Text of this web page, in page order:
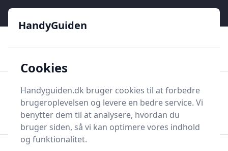
HandyGuiden
Søg nu
Søg nu
HandyGuiden
Cookies
Handyguiden.dk bruger cookies til at forbedre
brugeroplevelsen og levere en bedre service. Vi
benytter dem til at analysere, hvordan du
bruger siden, så vi kan optimere vores indhold
og funktionalitet.